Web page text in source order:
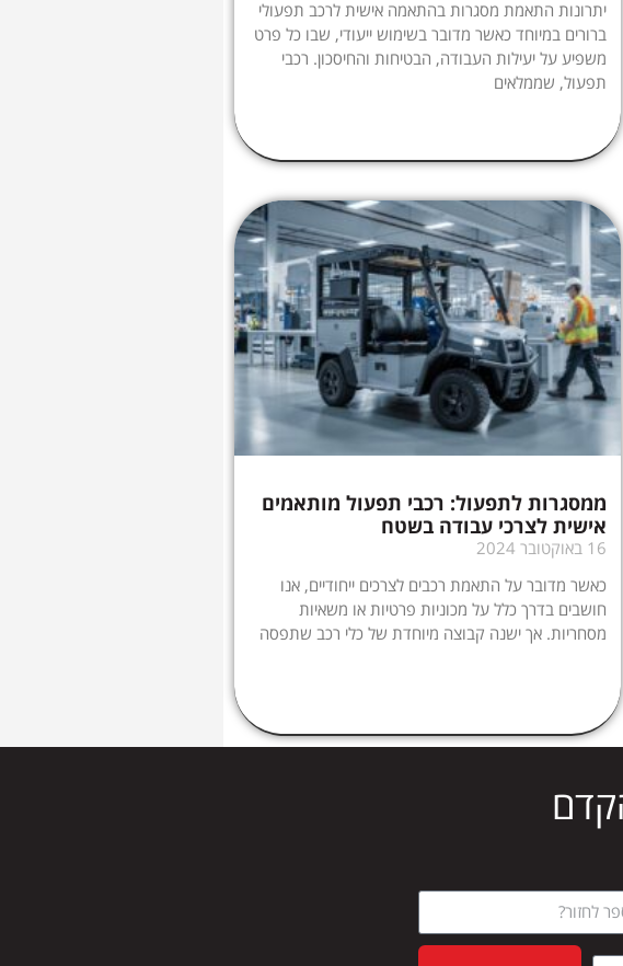
יתרונות התאמת מסגרות בהתאמה אישית לרכב תפעולי
ברורים במיוחד כאשר מדובר בשימוש ייעודי, שבו כל פרט
משפיע על יעילות העבודה, הבטיחות והחיסכון. רכבי
תפעול, שממלאים
ממסגרות לתפעול: רכבי תפעול מותאמים
אישית לצרכי עבודה בשטח
16 באוקטובר 2024
כאשר מדובר על התאמת רכבים לצרכים ייחודיים, אנו
חושבים בדרך כלל על מכוניות פרטיות או משאיות
מסחריות. אך ישנה קבוצה מיוחדת של כלי רכב שתפסה